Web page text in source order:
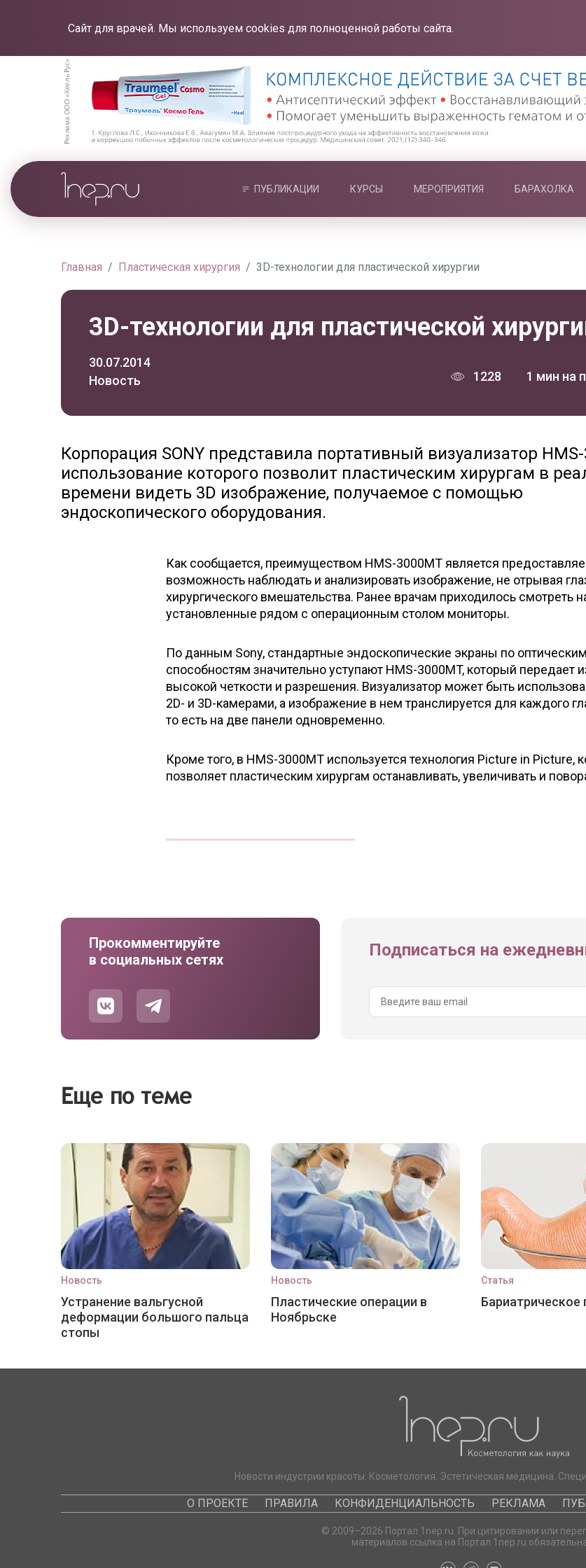
Сайт для врачей. Мы используем cookies для полноценной работы сайта.
ПУБЛИКАЦИИ КУРСЫ МЕРОПРИЯТИЯ БАРАХОЛКА
Главная Пластическая хирургия 3D-технологии для пластической хирургии
3D-технологии для пластической
30.07.2014
Новость
1228 1 мин на
Корпорация SONY представила портативный визуализатор HMS-
использование которого позволит пластическим хирургам в
времени видеть 3D изображение, получаемое с помощью
эндоскопического оборудования.
Как сообщается, преимуществом HMS-3000MT является
возможность наблюдать и анализировать изображение, не отрывая
хирургического вмешательства. Ранее врачам приходилось смотреть
установленные рядом с операционным столом мониторы.
По данным Sony, стандартные эндоскопические экраны по оптическим
способностям значительно уступают HMS-3000MT, который передает
высокой четкости и разрешения. Визуализатор может быть
2D- и 3D-камерами, а изображение в нем транслируется для каждого
то есть на две панели одновременно.
Кроме того, в HMS-3000MT используется технология Picture in Picture,
позволяет пластическим хирургам останавливать, увеличивать и
Прокомментируйте
в социальных сетях
Подписаться на
Еще по теме
Новость
Устранение вальгусной
деформации большого пальца
стопы
Новость
Пластические операции в
Ноябрьске
Статья
Бариатрическое
Новости индустрии красоты. Косметология. Эстетическая медицина.
О ПРОЕКТЕ ПРАВИЛА КОНФИДЕНЦИАЛЬНОСТЬ РЕКЛАМА
© 2009–2026 Портал 1nep.ru. При цитировании или
материалов ссылка на Портал 1nep.ru